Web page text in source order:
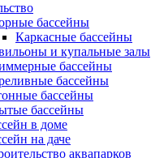
бассейны
Каркасные бассейны
и купальные залы
бассейны
бассейны
бассейны
бассейны
в доме
на даче
аквапарков